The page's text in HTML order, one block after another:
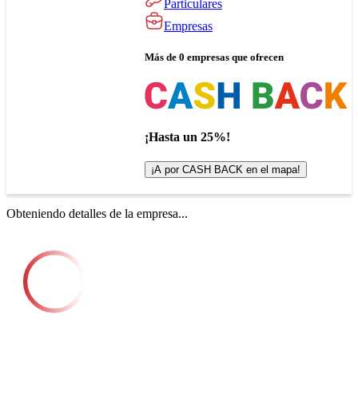
Particulares
Empresas
Más de 0 empresas que ofrecen
¡Hasta un 25%!
¡A por CASH BACK en el mapa!
Obteniendo detalles de la empresa...